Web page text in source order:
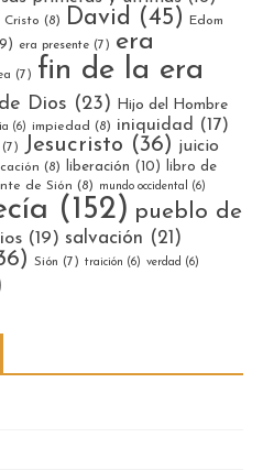
(8) David (45)
Edom
era presente (7) era
(7) fin de la era
Dios (23)
Hijo del Hombre
(6) impiedad (8) iniquidad (17)
(7) Jesucristo (36) juicio
(8) liberación (10)
libro de
de Sión (8) mundo occidental (6)
(152) pueblo de
(19) salvación (21)
Sión (7) traición (6) verdad (6)